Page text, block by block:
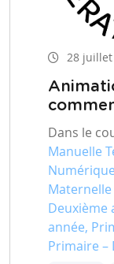
28 juillet
Dans le
Manuelle
Deuxième
année,
Primaire –